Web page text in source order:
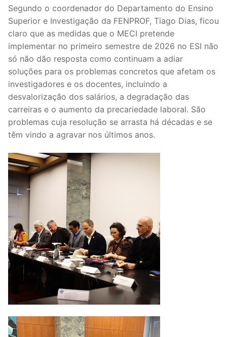
Formação
Área de Sócios
Revista Intervir
Contactos
Segundo o coordenador do Departamento do Ensino
Superior e Investigação da FENPROF, Tiago Dias, ficou
claro que as medidas que o MECI pretende
implementar no primeiro semestre de 2026 no ESI não
só não dão resposta como continuam a adiar
soluções para os problemas concretos que afetam os
investigadores e os docentes, incluindo a
desvalorização dos salários, a degradação das
carreiras e o aumento da precariedade laboral. São
problemas cuja resolução se arrasta há décadas e se
têm vindo a agravar nos últimos anos.